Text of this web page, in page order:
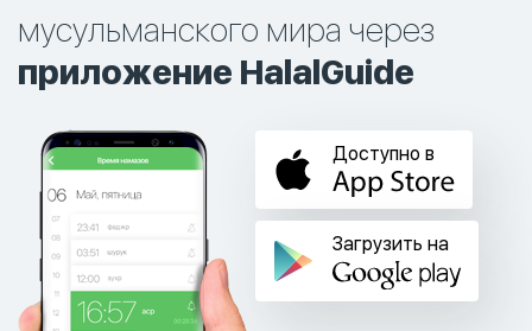
мусульманского мира через
приложение HalalGuide
Доступно в
Загрузить на